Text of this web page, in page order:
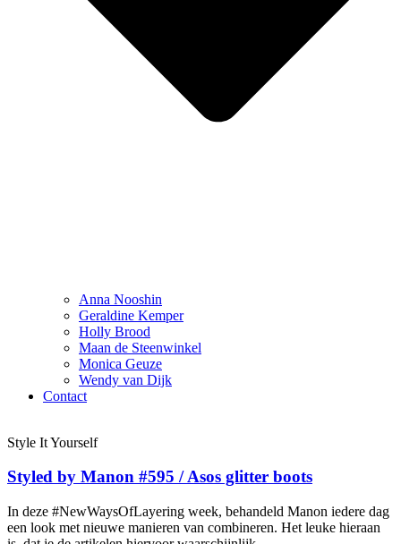
Anna Nooshin
Geraldine Kemper
Holly Brood
Maan de Steenwinkel
Monica Geuze
Wendy van Dijk
Contact
Style It Yourself
Styled by Manon #595 / Asos glitter boots
In deze #NewWaysOfLayering week, behandeld Manon iedere dag
een look met nieuwe manieren van combineren. Het leuke hieraan